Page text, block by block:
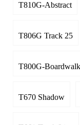
T810G-Abstract
T806G Track 25
T800G-Boardwalk
T670 Shadow